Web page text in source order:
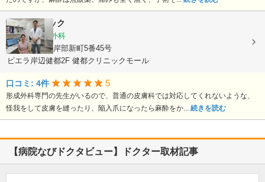
すまクリニック
皮膚科, 形成外科
大阪府吹田市岸部新町5番45号
ビエラ岸辺健都2F 健都クリニックモール
口コミ: 4件 5
形成外科専門の先生がいるので、普通の皮膚科では対応してくれないような、
怪我をして皮膚を縫ったり、陥入爪になったら麻酔をか... 続きを読む
【病院なびドクタビュー】ドクター取材記事